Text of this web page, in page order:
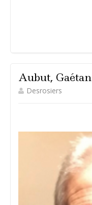
Aubut, Gaétan
Desrosiers